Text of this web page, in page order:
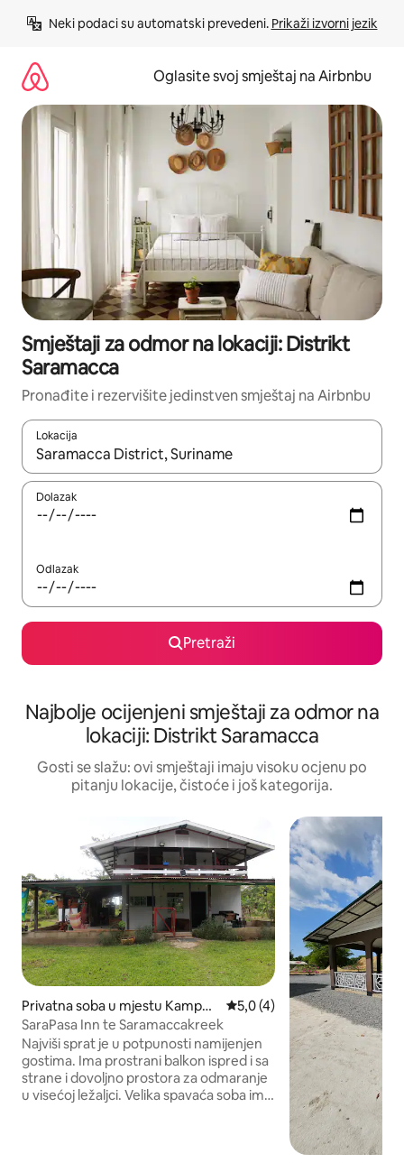
Neki podaci su automatski prevedeni. Prikaži izvorni jezik
Oglasite svoj smještaj na Airbnbu
Smještaji za odmor na lokaciji: Distrikt
Saramacca
Pronađite i rezervišite jedinstven smještaj na Airbnbu
Lokacija
Kad rezultati budu dostupni, krećite se gore i dolje pomoću
Dolazak
Odlazak
Pretraži
Najbolje ocijenjeni smještaji za odmor na
lokaciji: Distrikt Saramacca
Gosti se slažu: ovi smještaji imaju visoku ocjenu po
pitanju lokacije, čistoće i još kategorija.
Privatna soba u mjestu Kampon
g Baroe
Prosječna ocjena: 5,0 od 5,
5,0 (4)
SaraPasa Inn te Saramaccakreek
Najviši sprat je u potpunosti namijenjen
gostima. Ima prostrani balkon ispred i sa
strane i dovoljno prostora za odmaranje
u visećoj ležaljci. Velika spavaća soba ima